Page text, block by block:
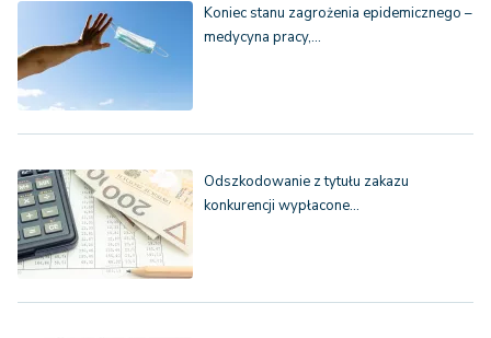
Koniec stanu zagrożenia epidemicznego –
medycyna pracy,…
Odszkodowanie z tytułu zakazu
konkurencji wypłacone…